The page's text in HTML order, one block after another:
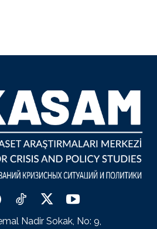
Nadir Sokak, No: 9,